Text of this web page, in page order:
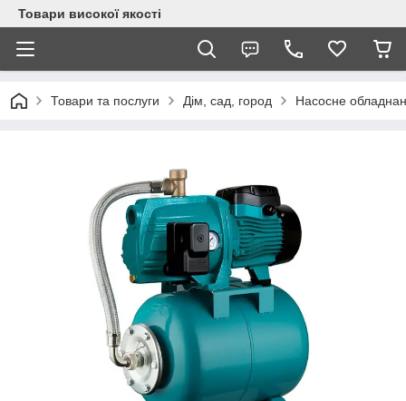
Товари високої якості
Товари та послуги Дім, сад, город Насосне